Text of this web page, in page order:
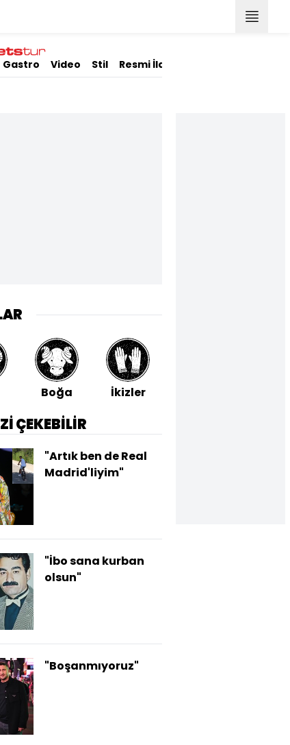
Gastro Video Stil Resmi İlanlar
Boğa İkizler
ÇEKEBİLİR
"Artık ben de Real
Madrid'liyim"
"İbo sana kurban
olsun"
"Boşanmıyoruz"